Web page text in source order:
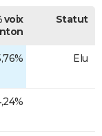
voix
Statut
Elu